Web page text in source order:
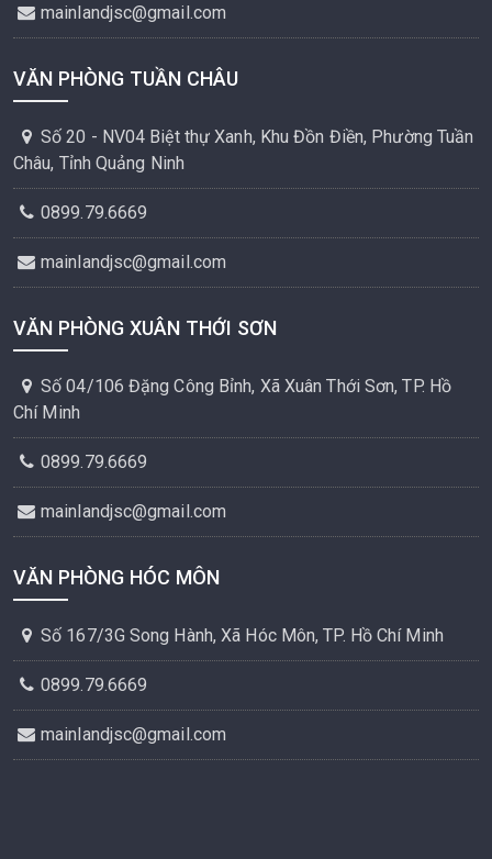
mainlandjsc@gmail.com
VĂN PHÒNG TUẦN CHÂU
Số 20 - NV04 Biệt thự Xanh, Khu Đồn Điền, Phường Tuần
Châu, Tỉnh Quảng Ninh
0899.79.6669
mainlandjsc@gmail.com
VĂN PHÒNG XUÂN THỚI SƠN
Số 04/106 Đặng Công Bỉnh, Xã Xuân Thới Sơn, TP. Hồ
Chí Minh
0899.79.6669
mainlandjsc@gmail.com
VĂN PHÒNG HÓC MÔN
Số 167/3G Song Hành, Xã Hóc Môn, TP. Hồ Chí Minh
0899.79.6669
mainlandjsc@gmail.com